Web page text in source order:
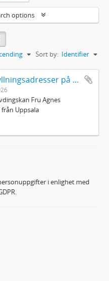
options
Sort by: Identifier
Agnes Hammarskjöld. Hyllningsadresser på 60-årsdagen
Fru Agnes
Uppsala
i enlighet med